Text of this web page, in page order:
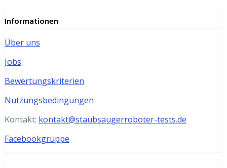
Informationen
Über uns
Jobs
Bewertungskriterien
Nutzungsbedingungen
Kontakt: kontakt@staubsaugerroboter-tests.de
Facebookgruppe